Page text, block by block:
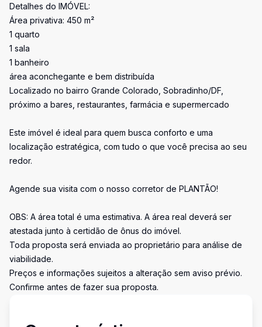
Detalhes do IMÓVEL:
Área privativa: 450 m²
1 quarto
1 sala
1 banheiro
área aconchegante e bem distribuída
Localizado no bairro Grande Colorado, Sobradinho/DF,
próximo a bares, restaurantes, farmácia e supermercado
Este imóvel é ideal para quem busca conforto e uma
localização estratégica, com tudo o que você precisa ao seu
redor.
Agende sua visita com o nosso corretor de PLANTÃO!
OBS: A área total é uma estimativa. A área real deverá ser
atestada junto à certidão de ônus do imóvel.
Toda proposta será enviada ao proprietário para análise de
viabilidade.
Preços e informações sujeitos a alteração sem aviso prévio.
Confirme antes de fazer sua proposta.